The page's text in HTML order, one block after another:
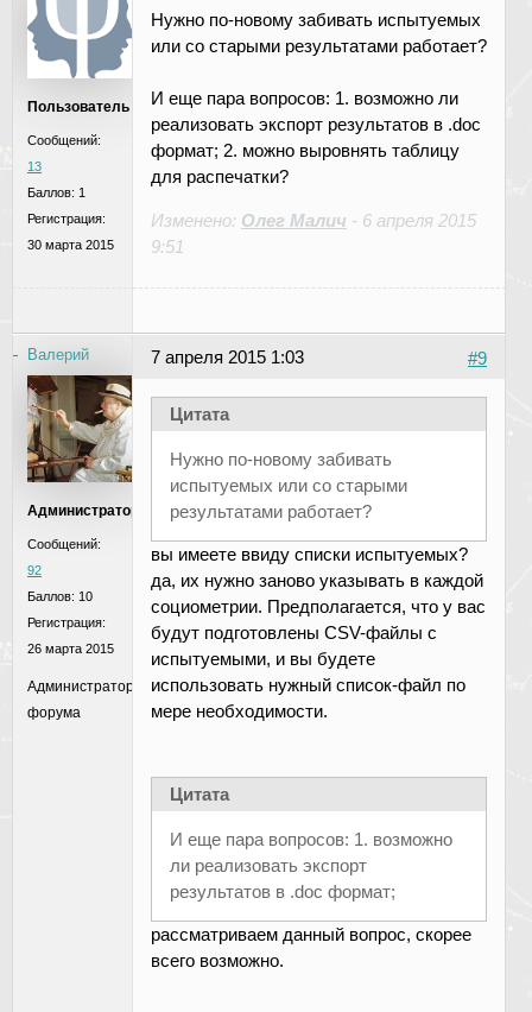
Пользователь
Сообщений:
13
Баллов: 1
Регистрация:
30 марта 2015
Нужно по-новому забивать испытуемых
или со старыми результатами работает?
И еще пара вопросов: 1. возможно ли
реализовать экспорт результатов в .doc
формат; 2. можно выровнять таблицу
для распечатки?
Изменено: Олег Малич - 6 апреля 2015
9:51
Валерий
Администратор
Сообщений:
92
Баллов: 10
Регистрация:
26 марта 2015
Администратор
форума
#9
7 апреля 2015 1:03
Цитата
Нужно по-новому забивать
испытуемых или со старыми
результатами работает?
вы имеете ввиду списки испытуемых?
да, их нужно заново указывать в каждой
социометрии. Предполагается, что у вас
будут подготовлены CSV-файлы с
испытуемыми, и вы будете
использовать нужный список-файл по
мере необходимости.
Цитата
И еще пара вопросов: 1. возможно
ли реализовать экспорт
результатов в .doc формат;
рассматриваем данный вопрос, скорее
всего возможно.